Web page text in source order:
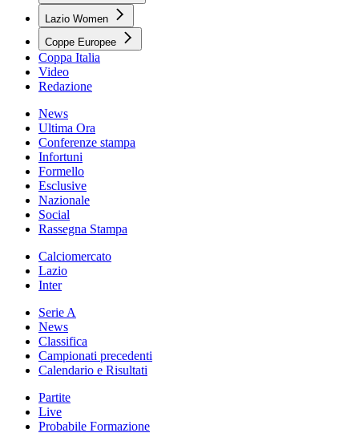
Lazio Women
Coppe Europee
Coppa Italia
Video
Redazione
News
Ultima Ora
Conferenze stampa
Infortuni
Formello
Esclusive
Nazionale
Social
Rassegna Stampa
Calciomercato
Lazio
Inter
Serie A
News
Classifica
Campionati precedenti
Calendario e Risultati
Partite
Live
Probabile Formazione